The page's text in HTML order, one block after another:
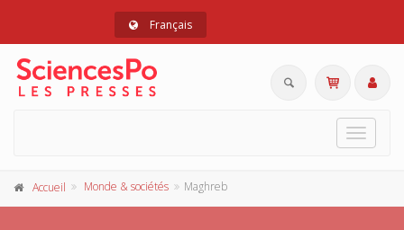
Français
Toggle
Accueil Monde & sociétés Maghreb